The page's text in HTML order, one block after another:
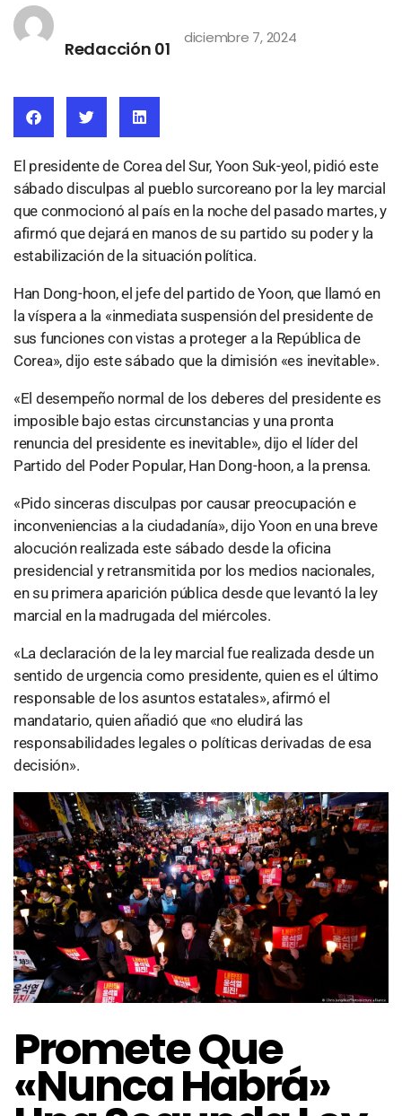
Redacción 01
diciembre 7, 2024
El presidente de Corea del Sur, Yoon Suk-yeol, pidió este
sábado disculpas al pueblo surcoreano por la ley marcial
que conmocionó al país en la noche del pasado martes, y
afirmó que dejará en manos de su partido su poder y la
estabilización de la situación política.
Han Dong-hoon, el jefe del partido de Yoon, que llamó en
la víspera a la «inmediata suspensión del presidente de
sus funciones con vistas a proteger a la República de
Corea», dijo este sábado que la dimisión «es inevitable».
«El desempeño normal de los deberes del presidente es
imposible bajo estas circunstancias y una pronta
renuncia del presidente es inevitable», dijo el líder del
Partido del Poder Popular, Han Dong-hoon, a la prensa.
«Pido sinceras disculpas por causar preocupación e
inconveniencias a la ciudadanía», dijo Yoon en una breve
alocución realizada este sábado desde la oficina
presidencial y retransmitida por los medios nacionales,
en su primera aparición pública desde que levantó la ley
marcial en la madrugada del miércoles.
«La declaración de la ley marcial fue realizada desde un
sentido de urgencia como presidente, quien es el último
responsable de los asuntos estatales», afirmó el
mandatario, quien añadió que «no eludirá las
responsabilidades legales o políticas derivadas de esa
decisión».
Promete Que
«nunca Habrá»